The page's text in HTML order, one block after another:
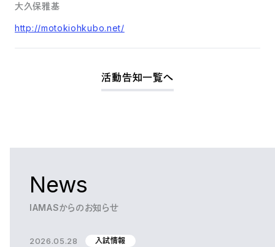
大久保雅基
http://motokiohkubo.net/
活動告知一覧へ
News
IAMASからのお知らせ
2026.05.28 入試情報